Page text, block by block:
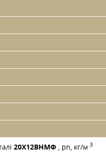
20Х12ВНМФ , pn, кг/м 3